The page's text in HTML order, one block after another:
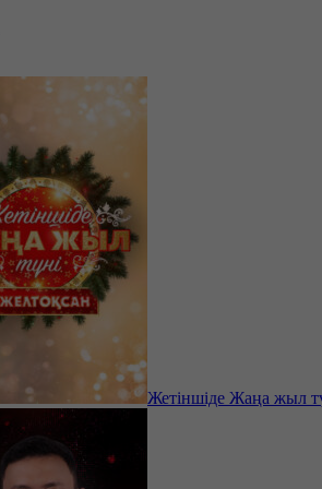
Жетіншіде Жаңа жыл